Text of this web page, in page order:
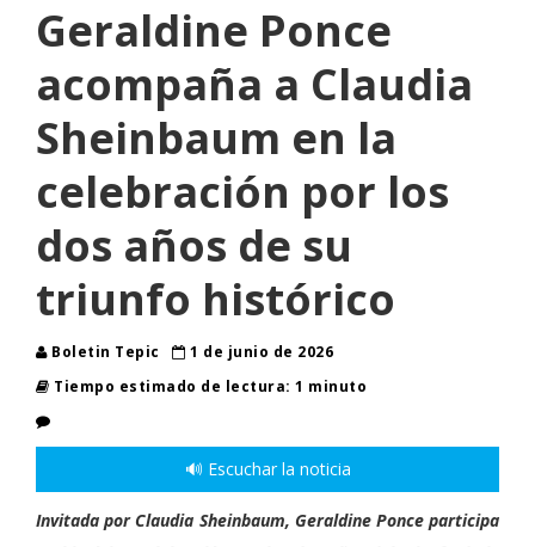
Geraldine Ponce
acompaña a Claudia
Sheinbaum en la
celebración por los
dos años de su
triunfo histórico
Boletin Tepic
1 de junio de 2026
Tiempo estimado de lectura: 1 minuto
🔊 Escuchar la noticia
Invitada por Claudia Sheinbaum, Geraldine Ponce participa